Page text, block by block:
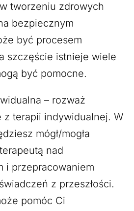
tworzeniu zdrowych
bezpiecznym
być procesem
szczęście istnieje wiele
być pomocne.
– rozważ
z terapii indywidualnej. W
mógł/mogła
nad
i przepracowaniem
z przeszłości.
pomóc Ci